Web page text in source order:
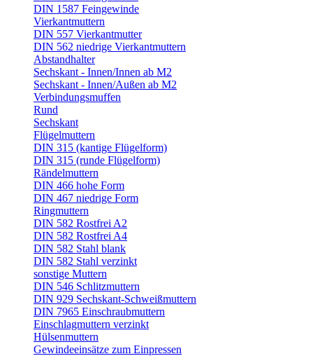
DIN 1587 Feingewinde
Vierkantmuttern
DIN 557 Vierkantmutter
DIN 562 niedrige Vierkantmuttern
Abstandhalter
Sechskant - Innen/Innen ab M2
Sechskant - Innen/Außen ab M2
Verbindungsmuffen
Rund
Sechskant
Flügelmuttern
DIN 315 (kantige Flügelform)
DIN 315 (runde Flügelform)
Rändelmuttern
DIN 466 hohe Form
DIN 467 niedrige Form
Ringmuttern
DIN 582 Rostfrei A2
DIN 582 Rostfrei A4
DIN 582 Stahl blank
DIN 582 Stahl verzinkt
sonstige Muttern
DIN 546 Schlitzmuttern
DIN 929 Sechskant-Schweißmuttern
DIN 7965 Einschraubmuttern
Einschlagmuttern verzinkt
Hülsenmuttern
Gewindeeinsätze zum Einpressen